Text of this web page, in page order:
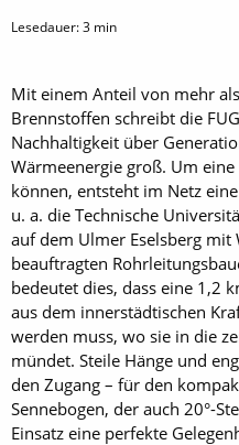
Lesedauer:3 min
Mit einem Anteil von mehr
Brennstoffen schreibt die
Nachhaltigkeit über
Wärmeenergie groß. Um
können, entsteht im Netz
u. a. die Technische
auf dem Ulmer Eselsberg mit
beauftragten
bedeutet dies, dass eine 1,2
aus dem innerstädtischen
werden muss, wo sie in die
mündet. Steile Hänge und
den Zugang – für den
Sennebogen, der auch 20°-
Einsatz eine perfekte